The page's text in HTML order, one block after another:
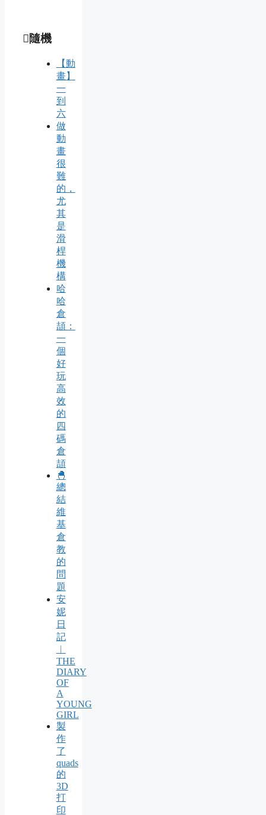
隨機
【動
畫】
一
到
六
做
動
畫
很
難
的，
尤
其
是
滑
桿
機
構
哈
哈
倉
頡：
一
個
好
玩
高
效
的
四
碼
倉
頡
🐣
總
結
維
基
倉
教
的
問
題
安
妮
日
記
︱
THE
DIARY
OF
A
YOUNG
GIRL
製
作
了
quads
的
3D
打
印